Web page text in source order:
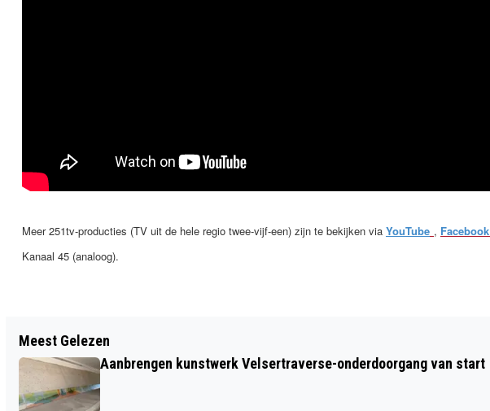
Meer 251tv-producties (TV uit de hele regio twee-vijf-een) zijn te bekijken via YouTube , Facebook
Kanaal 45 (analoog).
ER ZIT EEN LUCHTJE AAN DE IJMOND
Meest Gelezen
Aanbrengen kunstwerk Velsertraverse-onderdoorgang van start